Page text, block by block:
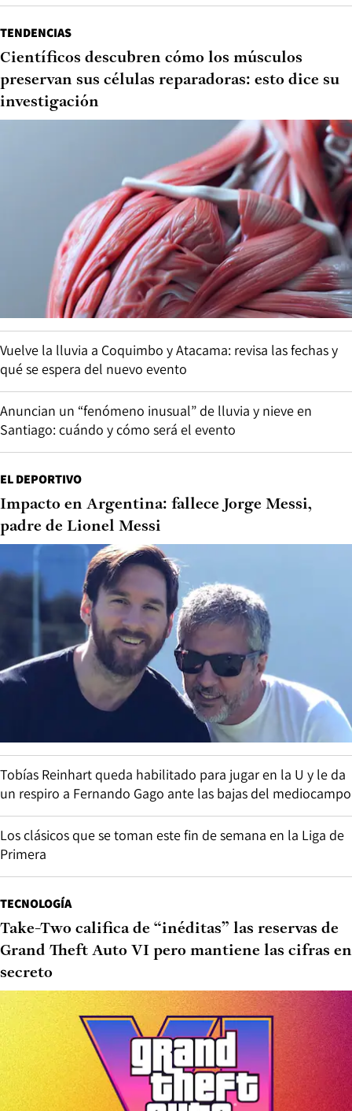
TENDENCIAS
Científicos descubren cómo los músculos
preservan sus células reparadoras: esto dice su
investigación
Vuelve la lluvia a Coquimbo y Atacama: revisa las fechas y
qué se espera del nuevo evento
Anuncian un “fenómeno inusual” de lluvia y nieve en
Santiago: cuándo y cómo será el evento
EL DEPORTIVO
Impacto en Argentina: fallece Jorge Messi,
padre de Lionel Messi
Tobías Reinhart queda habilitado para jugar en la U y le da
un respiro a Fernando Gago ante las bajas del mediocampo
Los clásicos que se toman este fin de semana en la Liga de
Primera
TECNOLOGÍA
Take-Two califica de “inéditas” las reservas de
Grand Theft Auto VI pero mantiene las cifras en
secreto